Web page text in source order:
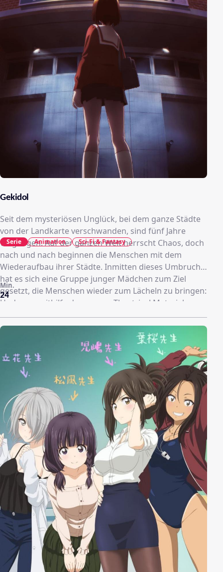
Gekidol
Seit dem mysteriösen Unglück, bei dem ganze Städte
von der Landkarte verschwanden, sind fünf Jahre
vergangen. Auf der ganzen Welt herrscht Chaos, doch
nach und nach beginnen die Menschen mit dem
Wiederaufbau ihrer Städte. Inmitten dieses Umbruchs
hat es sich eine Gruppe junger Mädchen zum Ziel
gesetzt, die Menschen wieder zum Lächeln zu bringen:
Und zwar mithilfe des neuen „Theatrical Material
System“, mit dem 3D-Hologramme von lebensechten
Bühnen erzeugt werden können. Voller Hoffnung
fiebern sie auf den Moment hin, an dem es endlich
heißt: Vorhang auf!
24
Min.
Serie Animation Sci-Fi & Fantasy